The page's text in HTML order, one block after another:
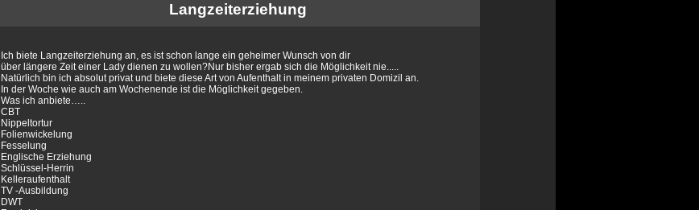
Langzeiterziehung
Ich biete Langzeiterziehung an, es ist schon lange ein geheimer Wunsch von dir
über längere Zeit einer Lady dienen zu wollen?Nur bisher ergab sich die Möglichkeit nie.....
Natürlich bin ich absolut privat und biete diese Art von Aufenthalt in meinem privaten Domizil an.
In der Woche wie auch am Wochenende ist die Möglichkeit gegeben.
Was ich anbiete…..
CBT
Nippeltortur
Folienwickelung
Fesselung
Englische Erziehung
Schlüssel-Herrin
Kelleraufenthalt
TV -Ausbildung
DWT